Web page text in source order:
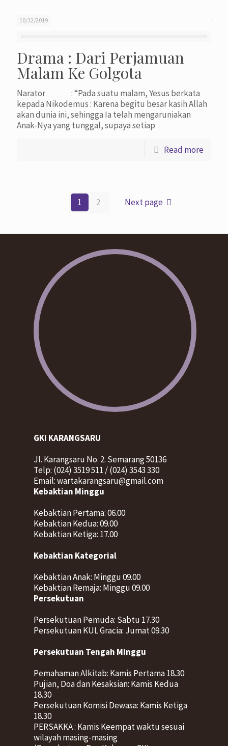
10/12/2019
Drama : Dari Perjamuan
Malam Ke Golgota
Narator : “Pada suatu malam, Yesus berkata
kepada Nikodemus : Karena begitu besar kasih Allah
akan dunia ini, sehingga Ia telah mengaruniakan
Anak-Nya yang tunggal, supaya setiap
Read more
1 2 Next page
GKI KARANGSARU
Jl. Karangsaru No. 2. Semarang 50136
Telp: (024) 3519 511 / (024) 3543 330
Email: wartakarangsaru@gmail.com
Kebaktian Minggu
Kebaktian Pertama: 06.00
Kebaktian Kedua: 09.00
Kebaktian Ketiga: 17.00
Kebaktian Kategorial
Kebaktian Anak: Minggu 09.00
Kebaktian Remaja: Minggu 09.00
Persekutuan
Persekutuan Pemuda: Sabtu 17.30
Persekutuan KUL Gracia: Jumat 09.30
Persekutuan Tengah Minggu
Pemahaman Alkitab: Kamis Pertama 18.30
Pujian, Doa dan Kesaksian: Kamis Kedua
18.30
Persekutuan Komisi Dewasa: Kamis Ketiga
18.30
PERSAKKA : Kamis Keempat waktu sesuai
wilayah masing-masing